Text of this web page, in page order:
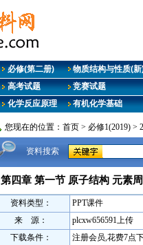
必修(第二册)
物质结构与性质(新
高考试题
竞赛试题
化学反应原理 有机化学基础
您现在的位置： 首页 > 必修1(2019) >
资料搜索
第四章 第一节 原子结构 元素
资料类型：
PPT课件
来 源：
plcxw656591上传
下载条件：
注册会员,花费7点